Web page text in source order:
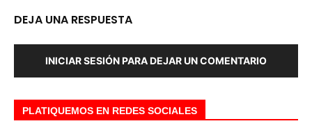
DEJA UNA RESPUESTA
INICIAR SESIÓN PARA DEJAR UN COMENTARIO
PLATIQUEMOS EN REDES SOCIALES